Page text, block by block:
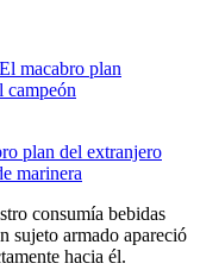
plan del extranjero
marinera
consumía bebidas
sujeto armado apareció
hacia él.